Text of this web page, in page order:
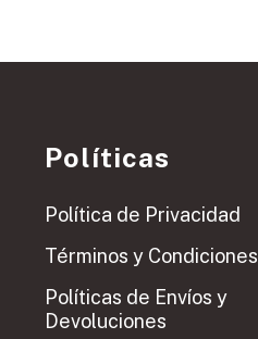
Políticas
Política de Privacidad
Términos y Condiciones
Políticas de Envíos y
Devoluciones